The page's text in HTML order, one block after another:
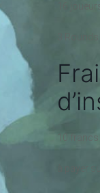
16
10 francs
à payer